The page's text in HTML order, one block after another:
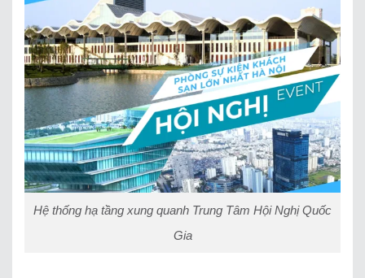
Hệ thống hạ tầng xung quanh Trung Tâm Hội Nghị Quốc
Gia